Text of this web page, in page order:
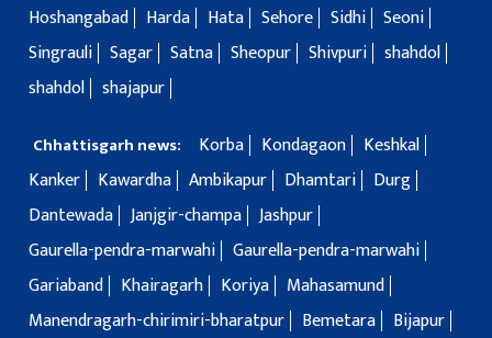
Hoshangabad
Harda Hata Sehore Sidhi Seoni
Singrauli Sagar Satna Sheopur Shivpuri shahdol
shahdol shajapur
Chhattisgarh news: Korba Kondagaon
Keshkal
Kanker
Kawardha Ambikapur Dhamtari
Durg
Dantewada Janjgir-champa Jashpur
Gaurella-pendra-marwahi Gaurella-pendra-marwahi
Gariaband
Khairagarh Koriya
Mahasamund
Manendragarh-chirimiri-bharatpur
Bemetara
Bijapur